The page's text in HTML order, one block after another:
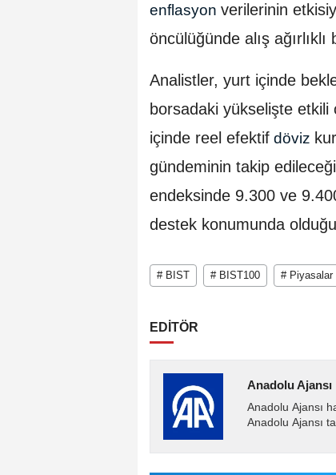
enflasyon verilerinin
öncülüğünde alış
Analistler, yurt içinde
borsadaki yükselişte
içinde reel efektif döviz
gündeminin takip
endeksinde 9.300 ve
destek konumunda
# BIST # BIST100 # Piyasalar
EDİTÖR
Anadolu Ajansı
Anadolu Ajansı
Anadolu Ajansı